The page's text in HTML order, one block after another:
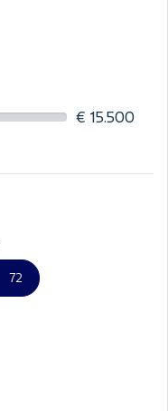
€ 15.500
72